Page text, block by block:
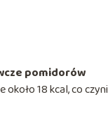
pomidorów
18 kcal, co